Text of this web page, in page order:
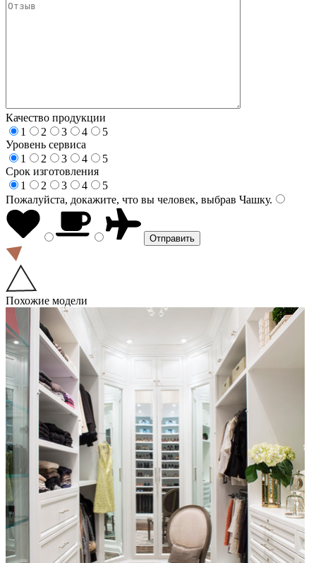
Качество продукции
1
2 3 4
5
Уровень сервиса
1
2 3 4
5
Срок изготовления
1
2 3 4
5
Пожалуйста, докажите, что вы человек, выбрав Чашку.
Похожие модели